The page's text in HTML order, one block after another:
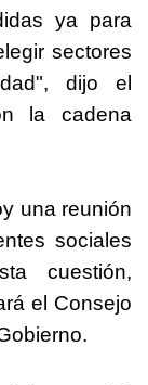
ya para
sectores
dijo el
la cadena
una reunión
sociales
cuestión,
el Consejo